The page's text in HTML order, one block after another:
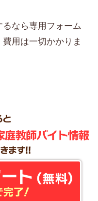
なら専用フォーム
用は一切かかりま